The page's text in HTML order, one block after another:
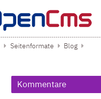
Seitenformate Blog
Kommentare